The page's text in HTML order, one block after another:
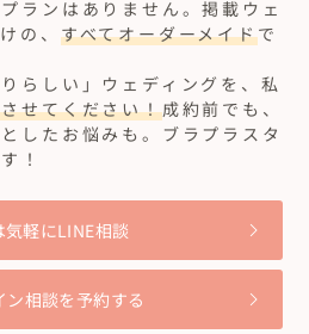
ランはありません。掲載ウェ
の、 すべてオーダーメイドで
らしい」ウェディングを、私
せてください！成約前でも、
したお悩みも。ブラプラスタ
！
気軽にLINE相談
ン相談を予約する